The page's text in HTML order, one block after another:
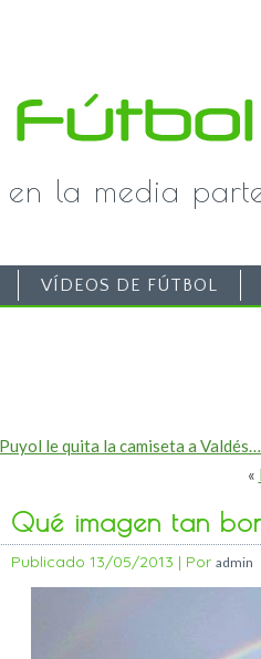
en la media
VÍDEOS DE FÚTBOL
Puyol le quita la camiseta a
«
Qué imagen tan
Publicado 13/05/2013 | Por admin